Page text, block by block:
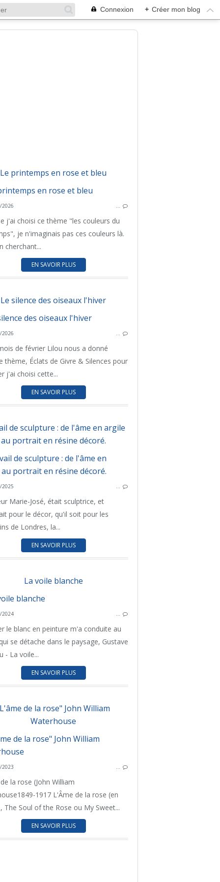
Connexion + Créer mon blog
PEINTURE
ANIMAUX
OISEAUX
Le printemps en rose et bleu
…
j'ai choisi ce thème "les couleurs du
je n'imaginais pas ces couleurs là.
cherchant...
EN SAVOIR PLUS
Le silence des oiseaux l'hiver
…
de février Lilou nous a donné
thème, Éclats de Givre & Silences pour
j'ai choisi cette...
EN SAVOIR PLUS
PEINTURE
PERSONNALITÉS
GRANDE BRETAGNE
de sculpture : de l'âme en argile
au portrait en résine décoré.
…
Marie-José, était sculptrice, et
pour le décor, qu'il soit pour les
de Londres, la...
EN SAVOIR PLUS
FRANCE
GRANDE BRETAGNE
PERSONNALITÉS
La voile blanche
…
le blanc en peinture m'a conduite au
se détache dans le paysage, Gustave
- La voile...
EN SAVOIR PLUS
ART CONTEMPORAIN
PEINTURE
UN THÈME UN TABLEAU
de la rose" John William
Waterhouse
…
la rose (John William
1917 L'Âme de la rose (en
The Soul of the Rose ou My Sweet...
EN SAVOIR PLUS
GRANDE BRETAGNE
ITALIE
PAYS BAS
PEINTURE
PERSONNALITÉS